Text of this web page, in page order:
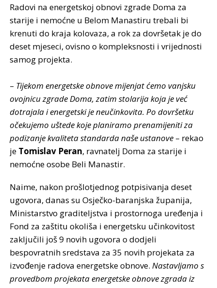
Radovi na energetskoj obnovi zgrade Doma za
starije i nemoćne u Belom Manastiru trebali bi
krenuti do kraja kolovaza, a rok za dovršetak je do
deset mjeseci, ovisno o kompleksnosti i vrijednosti
samog projekta.
– Tijekom energetske obnove mijenjat ćemo vanjsku
ovojnicu zgrade Doma, zatim stolarija koja je već
dotrajala i energetski je neučinkovita. Po dovršetku
očekujemo uštede koje planiramo prenamijeniti za
podizanje kvaliteta standarda naše ustanove – rekao
je Tomislav Peran, ravnatelj Doma za starije i
nemoćne osobe Beli Manastir.
Naime, nakon prošlotjednog potpisivanja deset
ugovora, danas su Osječko-baranjska županija,
Ministarstvo graditeljstva i prostornoga uređenja i
Fond za zaštitu okoliša i energetsku učinkovitost
zaključili još 9 novih ugovora o dodjeli
bespovratnih sredstava za 35 novih projekata za
izvođenje radova energetske obnove. Nastavljamo s
provedbom projekata energetske obnove zgrada iz